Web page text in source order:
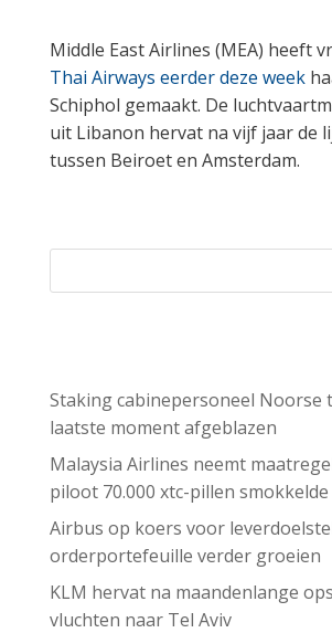
Middle East Airlines (MEA) heeft
Thai Airways eerder deze week
Schiphol gemaakt. De
uit Libanon hervat na vijf jaar de
tussen Beiroet en Amsterdam.
Staking cabinepersoneel Noorse
laatste moment afgeblazen
Malaysia Airlines neemt
piloot 70.000 xtc-pillen smokkelde
Airbus op koers voor
orderportefeuille verder groeien
KLM hervat na maandenlange
vluchten naar Tel Aviv